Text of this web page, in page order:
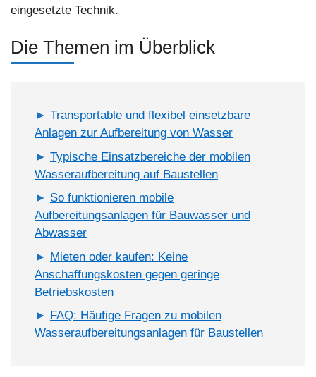
eingesetzte Technik.
Die Themen im Überblick
Transportable und flexibel einsetzbare
Anlagen zur Aufbereitung von Wasser
Typische Einsatzbereiche der mobilen
Wasseraufbereitung auf Baustellen
So funktionieren mobile
Aufbereitungsanlagen für Bauwasser und
Abwasser
Mieten oder kaufen: Keine
Anschaffungskosten gegen geringe
Betriebskosten
FAQ: Häufige Fragen zu mobilen
Wasseraufbereitungsanlagen für Baustellen